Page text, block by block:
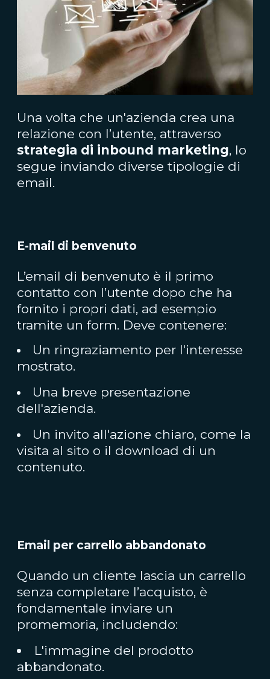
Una volta che un'azienda crea una
relazione con l’utente, attraverso
strategia di inbound marketing, lo
segue inviando diverse tipologie di
email.
E-mail di benvenuto
L’email di benvenuto è il primo
contatto con l’utente dopo che ha
fornito i propri dati, ad esempio
tramite un form. Deve contenere:
Un ringraziamento per l'interesse
mostrato.
Una breve presentazione
dell'azienda.
Un invito all'azione chiaro, come la
visita al sito o il download di un
contenuto.
Email per carrello abbandonato
Quando un cliente lascia un carrello
senza completare l’acquisto, è
fondamentale inviare un
promemoria, includendo:
L'immagine del prodotto
abbandonato.